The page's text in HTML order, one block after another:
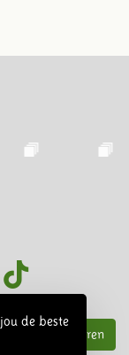
de beste
Abonnieren